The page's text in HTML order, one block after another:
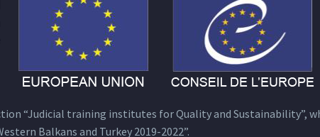
“Judicial training institutes for Quality and Sustainability”,
Balkans and Turkey 2019-2022”.